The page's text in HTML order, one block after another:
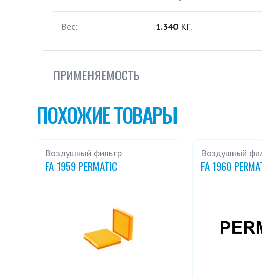
Вес: 1.340 КГ.
ПРИМЕНЯЕМОСТЬ
ПОХОЖИЕ ТОВАРЫ
Воздушный фильтр
FA 1959 PERMATIC
Воздушный
FA 1960